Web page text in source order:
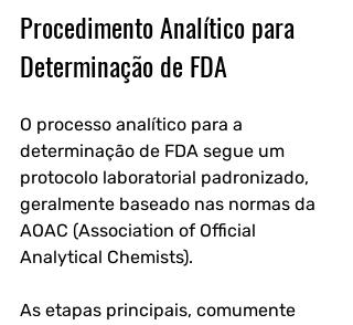
Procedimento Analítico para
Determinação de FDA
O processo analítico para a
determinação de FDA segue um
protocolo laboratorial padronizado,
geralmente baseado nas normas da
AOAC (Association of Official
Analytical Chemists).
As etapas principais, comumente